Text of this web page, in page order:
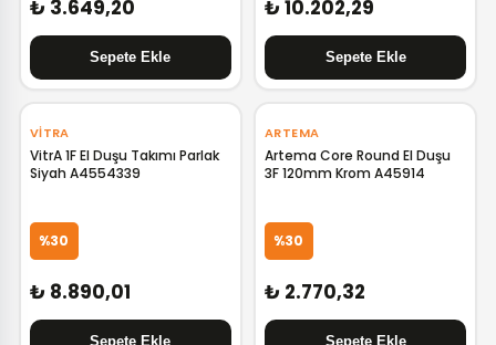
₺ 3.649,20 ₺ 10.202,29
VITRA
VitrA 1F El Duşu Takımı Parlak
Siyah A4554339
%30
₺ 8.890,01
ARTEMA
Artema Core Round El Duşu
3F 120mm Krom A45914
%30
₺ 2.770,32